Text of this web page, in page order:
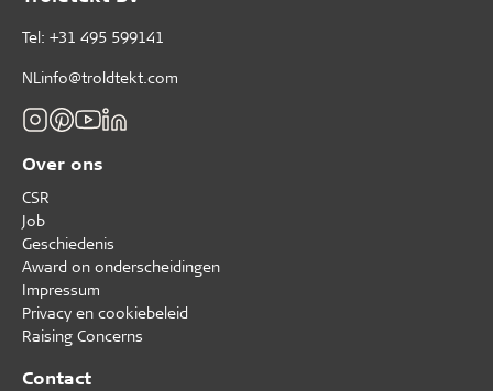
Tel: +31 495 599141
NLinfo@troldtekt.com
Over ons
CSR
Job
Geschiedenis
Award on onderscheidingen
Impressum
Privacy en cookiebeleid
Raising Concerns
Contact